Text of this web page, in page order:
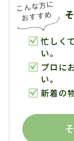
忙しく
い。
プロに
い。
新着の